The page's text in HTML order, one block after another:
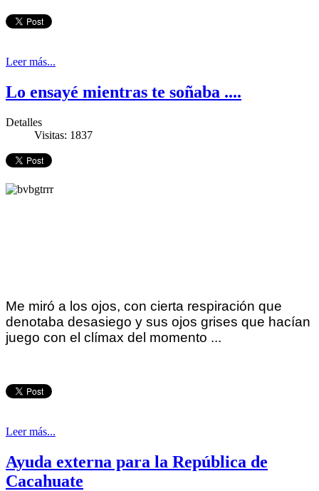
Leer más...
Lo ensayé mientras te soñaba ....
Detalles
Visitas: 1837
Me miró a los ojos, con cierta respiración que
denotaba desasiego y sus ojos grises que hacían
juego con el clímax del momento ...
Leer más...
Ayuda externa para la República de
Cacahuate